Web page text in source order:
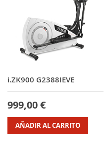
i.ZK900 G2388IEVE
999,00 €
AÑADIR AL CARRITO